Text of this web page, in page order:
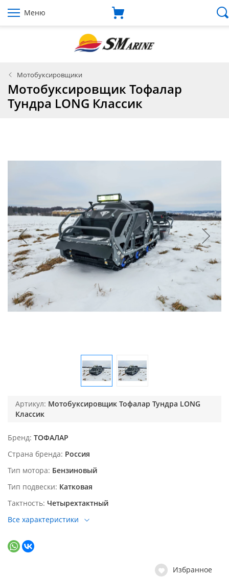
Меню
Мотобуксировщики
Мотобуксировщик Тофалар
Тундра LONG Классик
Артикул: Мотобуксировщик Тофалар Тундра LONG
Классик
Бренд ТОФАЛАР
Страна бренда Россия
Тип мотора Бензиновый
Тип подвески Катковая
Тактность Четырехтактный
Все характеристики
Избранное